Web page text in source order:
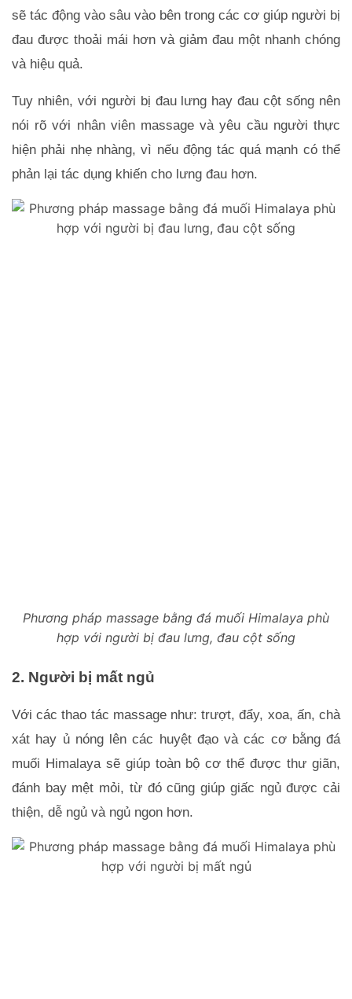
sẽ tác động vào sâu vào bên trong các cơ giúp người bị
đau được thoải mái hơn và giảm đau một nhanh chóng
và hiệu quả.
Tuy nhiên, với người bị đau lưng hay đau cột sống nên
nói rõ với nhân viên massage và yêu cầu người thực
hiện phải nhẹ nhàng, vì nếu động tác quá mạnh có thể
phản lại tác dụng khiến cho lưng đau hơn.
Phương pháp massage bằng đá muối Himalaya phù
hợp với người bị đau lưng, đau cột sống
2. Người bị mất ngủ
Với các thao tác massage như: trượt, đẩy, xoa, ấn, chà
xát hay ủ nóng lên các huyệt đạo và các cơ bằng đá
muối Himalaya sẽ giúp toàn bộ cơ thể được thư giãn,
đánh bay mệt mỏi, từ đó cũng giúp giấc ngủ được cải
thiện, dễ ngủ và ngủ ngon hơn.